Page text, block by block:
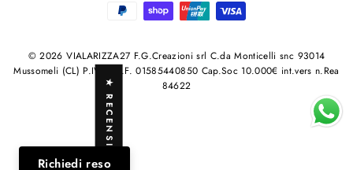
© 2026 VIALARIZZA27 F.G.Creazioni srl C.da Monticelli snc 93014
Mussomeli (CL) P.IVA /C.F. 01585440850 Cap.Soc 10.000€ int.vers n.Rea
84622
★ RECENSIONI
Richiedi reso